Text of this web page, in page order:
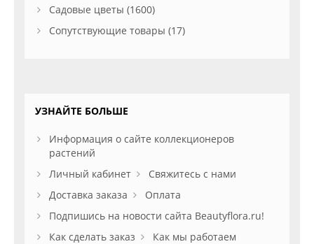
Садовые цветы (1600)
Сопутствующие товары (17)
УЗНАЙТЕ БОЛЬШЕ
Информация о сайте коллекционеров
растений
Личный кабинет
Свяжитесь с нами
Доставка заказа
Оплата
Подпишись на новости сайта Beautyflora.ru!
Как сделать заказ
Как мы работаем